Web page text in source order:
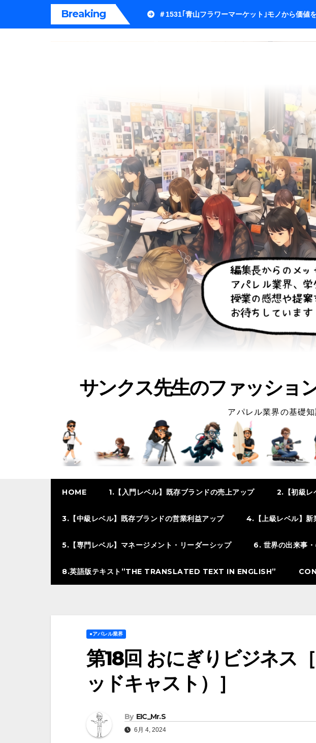
Breaking ＃1531｢青山フラワーマーケット｣モノから価値
サンクス先生のファッショ
アパレル業界の基礎
HOME 1.【入門レベル】既存ブランドの売上アップ 2.【初級レ
3.【中級レベル】既存ブランドの営業利益アップ 4.【上級レベル】新
5.【専門レベル】マネージメント・リーダーシップ 6. 世界の出来事
8.英語版テキスト”THE TRANSLATED TEXT IN ENGLISH”
●アパレル業界
第18回 おにぎりビジネス
ッドキャスト）］
By EIC_Mr.S
6月 4, 2024